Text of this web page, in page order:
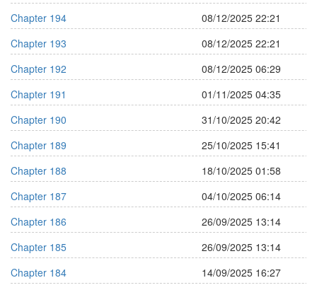
Chapter 194
08/12/2025 22:21
Chapter 193
08/12/2025 22:21
Chapter 192
08/12/2025 06:29
Chapter 191
01/11/2025 04:35
Chapter 190
31/10/2025 20:42
Chapter 189
25/10/2025 15:41
Chapter 188
18/10/2025 01:58
Chapter 187
04/10/2025 06:14
Chapter 186
26/09/2025 13:14
Chapter 185
26/09/2025 13:14
Chapter 184
14/09/2025 16:27